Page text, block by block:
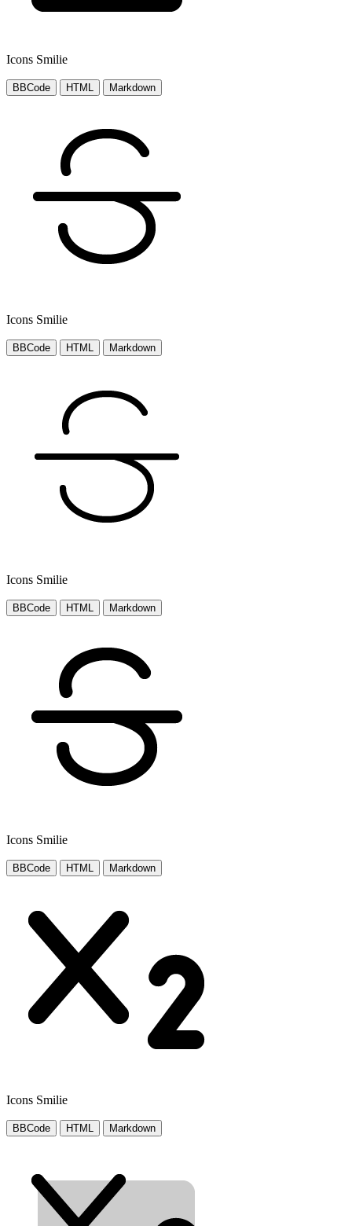
Icons Smilie
BBCode HTML Markdown
Icons Smilie
BBCode HTML Markdown
Icons Smilie
BBCode HTML Markdown
Icons Smilie
BBCode HTML Markdown
Icons Smilie
BBCode HTML Markdown